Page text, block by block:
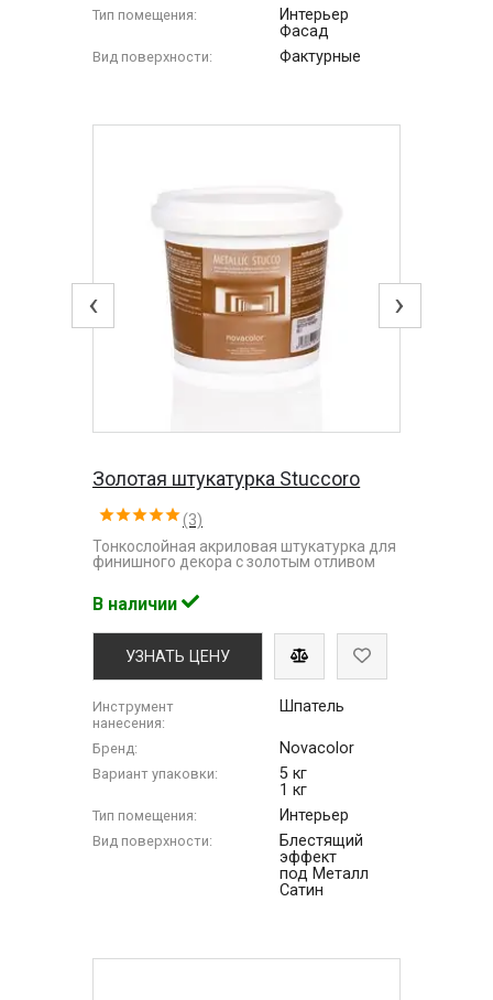
Тип помещения:
Интерьер
Фасад
Вид поверхности: Фактурные
‹ ›
Золотая штукатурка Stuccoro
(3)
Тонкослойная акриловая штукатурка для
финишного декора с золотым отливом
В наличии
УЗНАТЬ ЦЕНУ
Инструмент
нанесения:
Шпатель
Бренд: Novacolor
Вариант упаковки:
5 кг
1 кг
Тип помещения: Интерьер
Вид поверхности:
Блестящий
эффект
под Металл
Сатин